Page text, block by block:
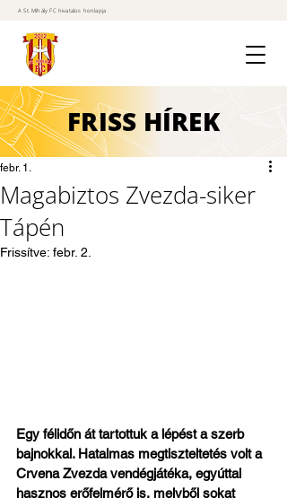
A St. Mihály FC hivatalos honlapja
FRISS HÍREK
Magabiztos Zvezda-siker
Tápén
febr. 1.
Frissítve: febr. 2.
Egy félidőn át tartottuk a lépést a szerb
bajnokkal. Hatalmas megtiszteltetés volt a
Crvena Zvezda vendégjátéka, egyúttal
hasznos erőfelmérő is, melyből sokat